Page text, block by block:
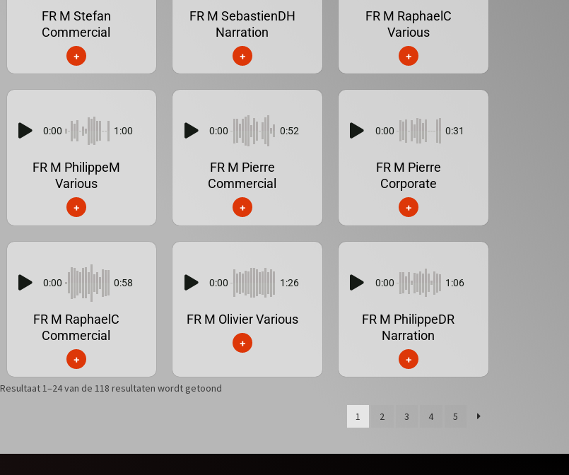
FR M Stefan
Commercial
+
FR M SebastienDH
Narration
+
FR M RaphaelC
Various
+
0:00 1:00
FR M PhilippeM
Various
+
0:00 0:52
FR M Pierre
Commercial
+
0:00 0:31
FR M Pierre
Corporate
+
0:00 0:58
FR M RaphaelC
Commercial
+
0:00 1:26
FR M Olivier Various
+
0:00 1:06
FR M PhilippeDR
Narration
+
Resultaat 1–24 van de 118 resultaten wordt getoond
1 2 3 4 5